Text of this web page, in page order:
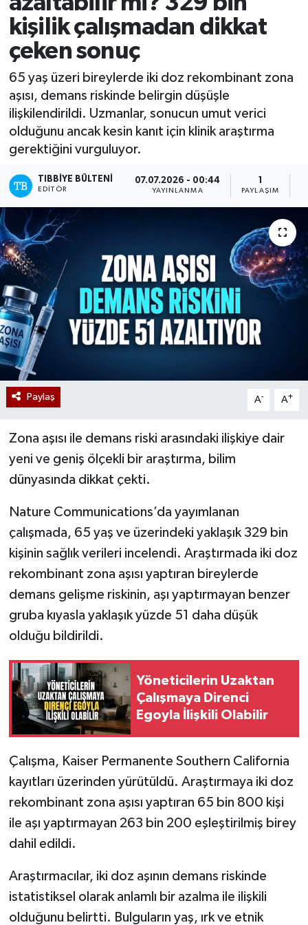
kişilik çalışmadan dikkat
çeken sonuç
65 yaş üzeri bireylerde iki doz rekombinant zona
aşısı, demans riskinde belirgin düşüşle
ilişkilendirildi. Uzmanlar, sonucun umut verici
olduğunu ancak kesin kanıt için klinik araştırma
gerektiğini vurguluyor.
TIBBIYE BÜLTENI
EDITÖR
07.07.2026 - 00:44
YAYINLANMA PAYLAŞIM
Paylaş A- A+
Zona aşısı ile demans riski arasındaki ilişkiye dair
yeni ve geniş ölçekli bir araştırma, bilim
dünyasında dikkat çekti.
Nature Communications’da yayımlanan
çalışmada, 65 yaş ve üzerindeki yaklaşık 329 bin
kişinin sağlık verileri incelendi. Araştırmada iki doz
rekombinant zona aşısı yaptıran bireylerde
demans gelişme riskinin, aşı yaptırmayan benzer
gruba kıyasla yaklaşık yüzde 51 daha düşük
olduğu bildirildi.
Yöneticilerin Uzaktan
Çalışmaya Direnci
Egoyla İlişkili Olabilir
Çalışma, Kaiser Permanente Southern California
kayıtları üzerinden yürütüldü. Araştırmaya iki doz
rekombinant zona aşısı yaptıran 65 bin 800 kişi
ile aşı yaptırmayan 263 bin 200 eşleştirilmiş birey
dahil edildi.
Araştırmacılar, iki doz aşının demans riskinde
istatistiksel olarak anlamlı bir azalma ile ilişkili
olduğunu belirtti. Bulguların yaş, ırk ve etnik
Mevzuat